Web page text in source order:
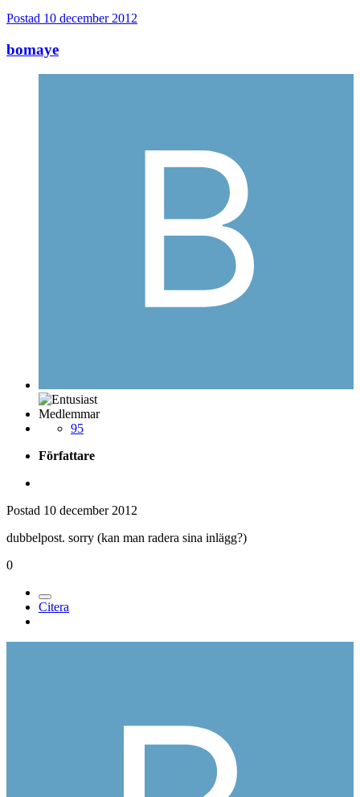
Postad 10 december 2012
bomaye
Medlemmar
95
Författare
Postad 10 december 2012
dubbelpost. sorry (kan man radera sina inlägg?)
0
Citera